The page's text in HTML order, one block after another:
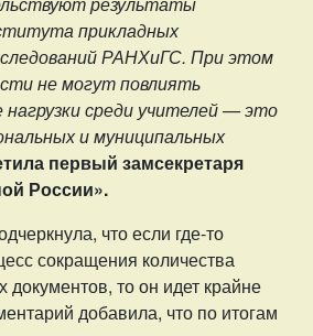
прикладных
РАНХиГС. При этом
не могут повлиять
нагрузки среди учителей — это
и муниципальных
первый замсекретаря
России».
что если где-то
сокращения количества
документов, то он идет крайне
добавила, что по итогам